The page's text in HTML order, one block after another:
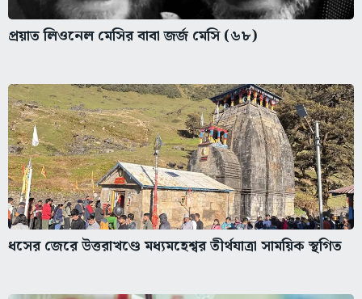
প্রয়াত লিওনেল মেসির বাবা জর্জ মেসি (৬৮)
ধসের জেরে উত্তরাখণ্ডে মধ্যমহেশ্বর তীর্থযাত্রা সাময়িক স্থগিত